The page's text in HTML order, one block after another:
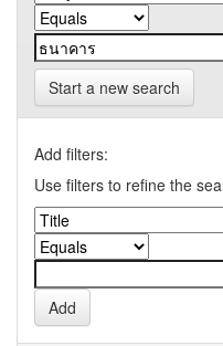
Start a new search
Add filters:
Use filters to refine the